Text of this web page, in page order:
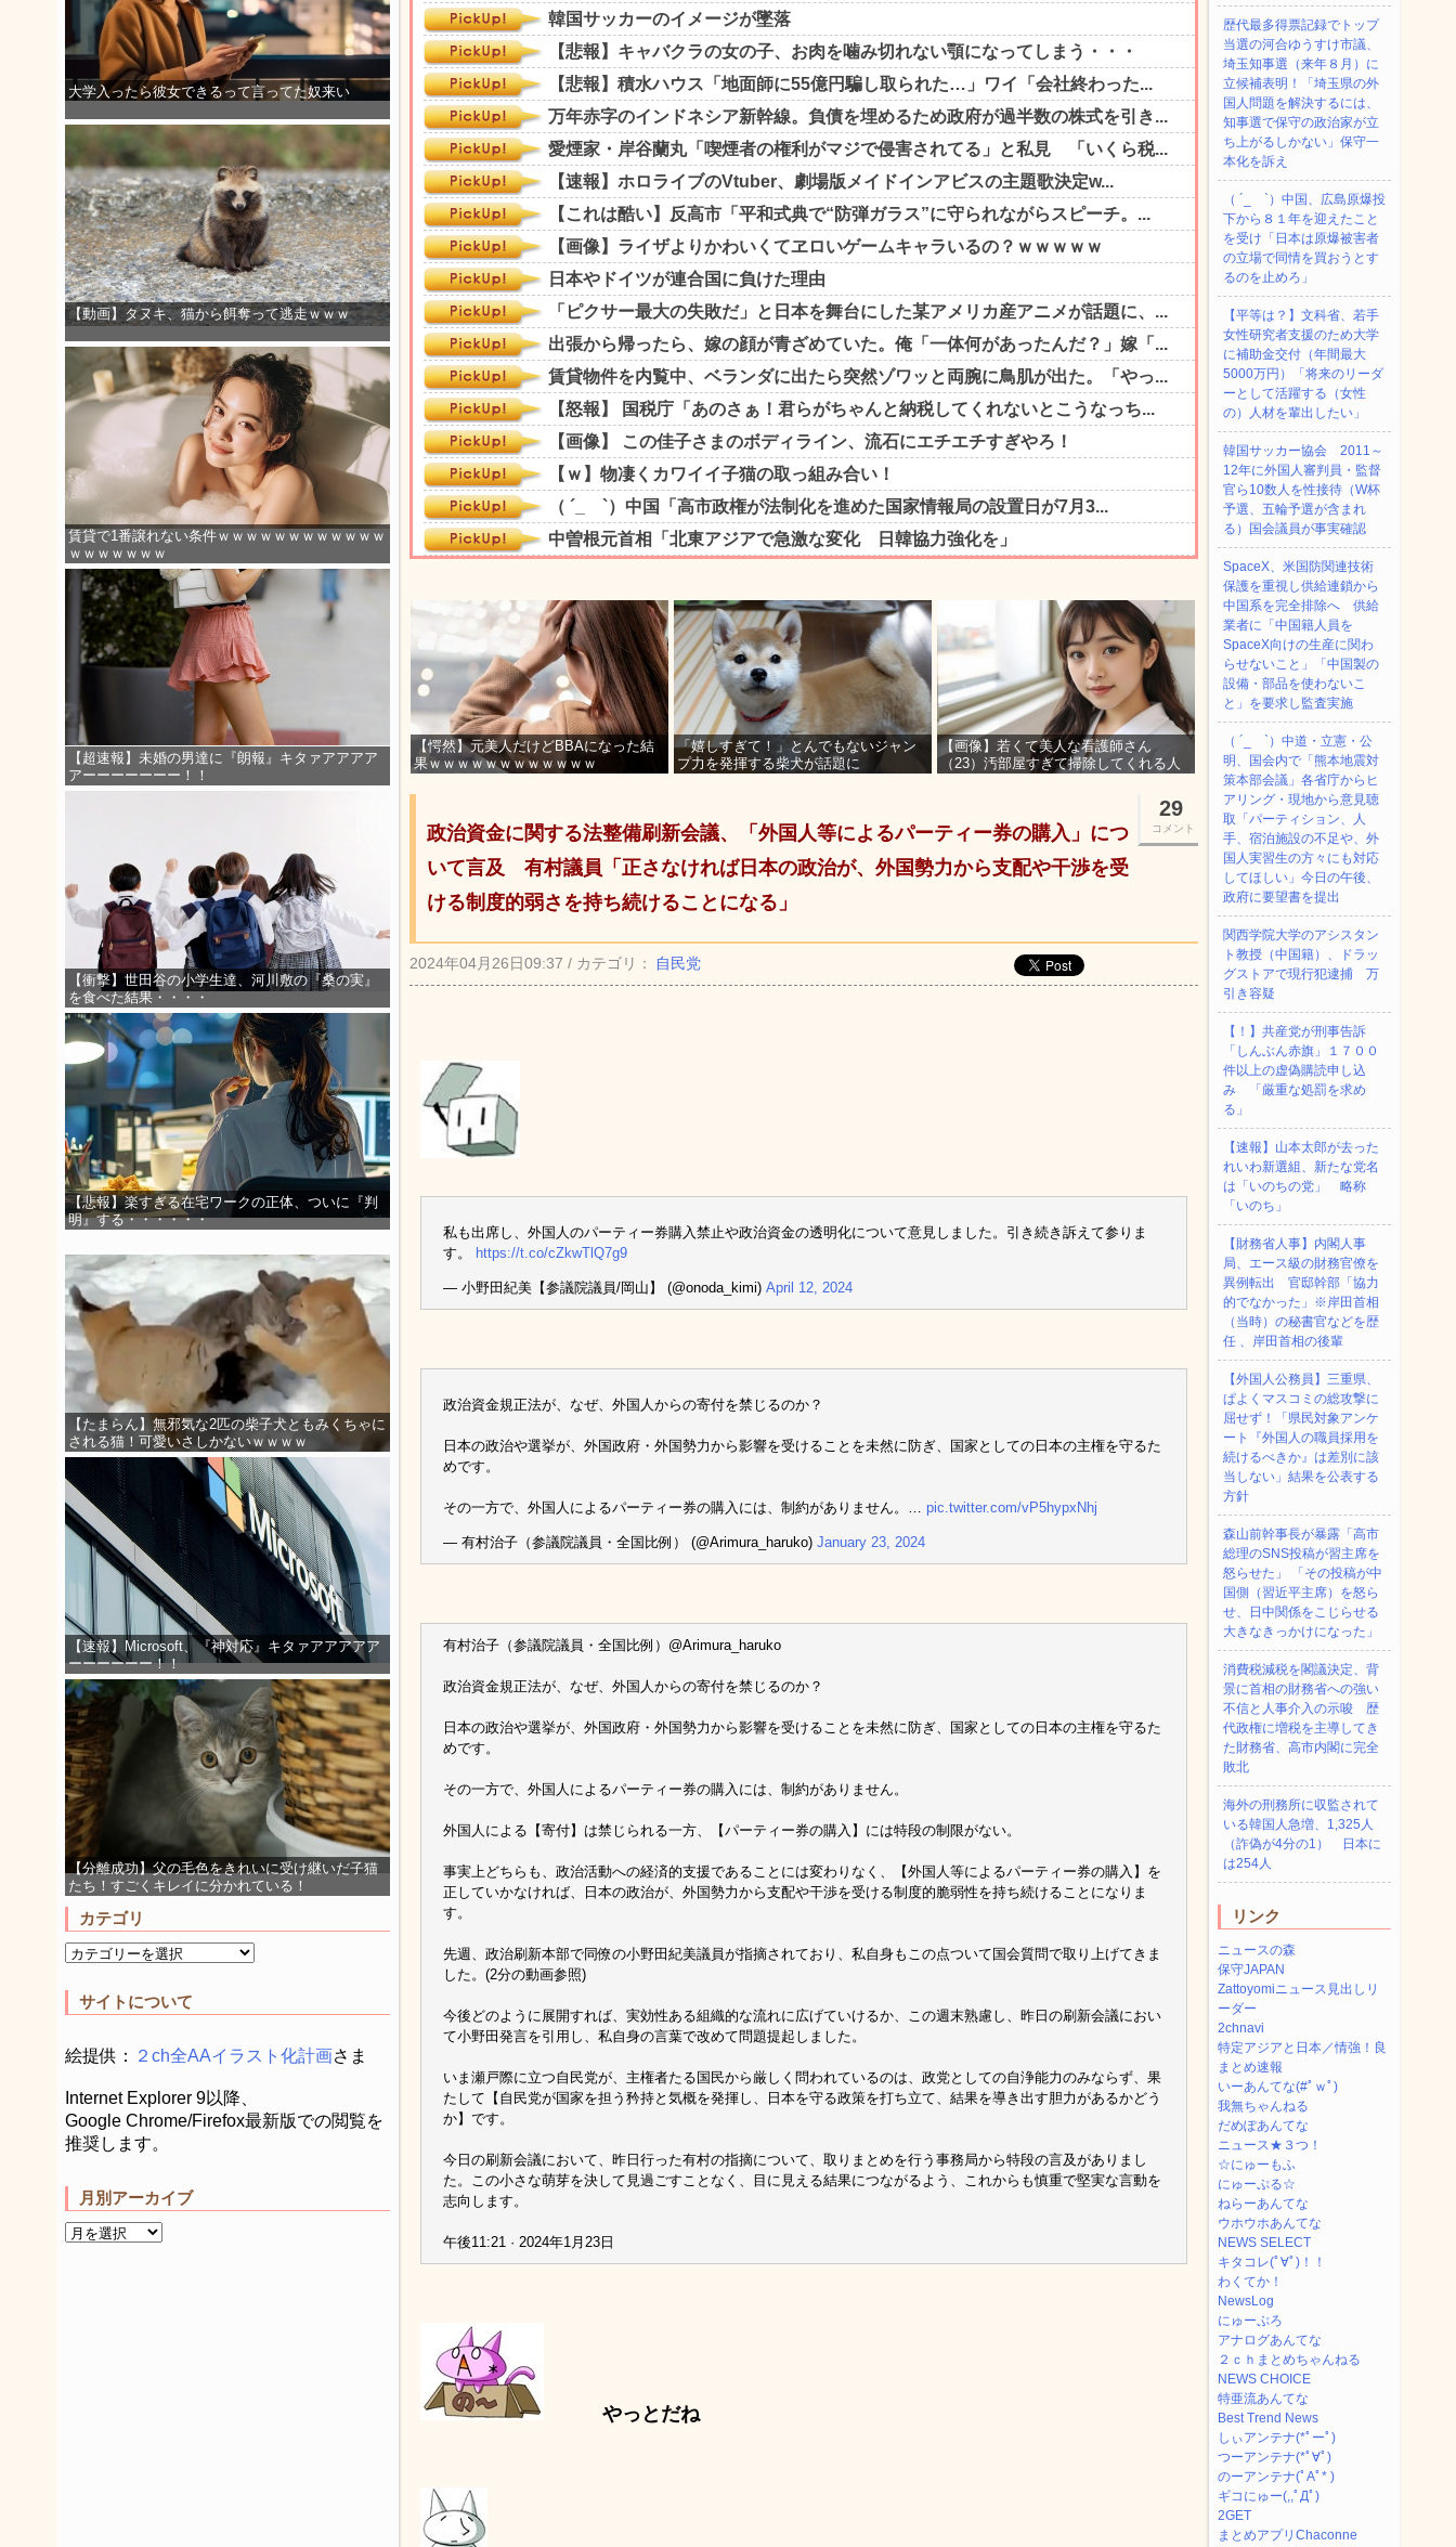
大学入ったら彼女できるって言ってた奴来い
【動画】タヌキ、猫から餌奪って逃走ｗｗｗ
賃貸で1番譲れない条件ｗｗｗｗｗｗｗｗｗｗｗｗ
ｗｗｗｗｗｗｗ
【超速報】未婚の男達に『朗報』キタァアアアア
アーーーーーーー！！
【衝撃】世田谷の小学生達、河川敷の『桑の実』
を食べた結果・・・・
【悲報】楽すぎる在宅ワークの正体、ついに『判
明』する・・・・・・
【たまらん】無邪気な2匹の柴子犬ともみくちゃに
される猫！可愛いさしかないｗｗｗｗ
【速報】Microsoft、『神対応』キタァアアアアア
ーーーーーー！！
【分離成功】父の毛色をきれいに受け継いだ子猫
たち！すごくキレイに分かれている！
カテゴリ
サイトについて
絵提供： ２ch全AAイラスト化計画さま
Internet Explorer 9以降、
Google Chrome/Firefox最新版での閲覧を
推奨します。
月別アーカイブ
【愕然】元美人だけどBBAになった結
果ｗｗｗｗｗｗｗｗｗｗｗｗ
「嬉しすぎて！」とんでもないジャン
プ力を発揮する柴犬が話題に
【画像】若くて美人な看護師さん
（23）汚部屋すぎて掃除してくれる人
29
コメント
政治資金に関する法整備刷新会議、「外国人等によるパーティー券の購入」につ
いて言及 有村議員「正さなければ日本の政治が、外国勢力から支配や干渉を受
ける制度的弱さを持ち続けることになる」
2024年04月26日09:37 / カテゴリ： 自民党
私も出席し、外国人のパーティー券購入禁止や政治資金の透明化について意見しました。引き続き訴えて参りま
す。 https://t.co/cZkwTlQ7g9
— 小野田紀美【参議院議員/岡山】 (@onoda_kimi) April 12, 2024
政治資金規正法が、なぜ、外国人からの寄付を禁じるのか？
日本の政治や選挙が、外国政府・外国勢力から影響を受けることを未然に防ぎ、国家としての日本の主権を守るた
めです。
その一方で、外国人によるパーティー券の購入には、制約がありません。… pic.twitter.com/vP5hypxNhj
— 有村治子（参議院議員・全国比例） (@Arimura_haruko) January 23, 2024
有村治子（参議院議員・全国比例）@Arimura_haruko
政治資金規正法が、なぜ、外国人からの寄付を禁じるのか？
日本の政治や選挙が、外国政府・外国勢力から影響を受けることを未然に防ぎ、国家としての日本の主権を守るた
めです。
その一方で、外国人によるパーティー券の購入には、制約がありません。
外国人による【寄付】は禁じられる一方、【パーティー券の購入】には特段の制限がない。
事実上どちらも、政治活動への経済的支援であることには変わりなく、【外国人等によるパーティー券の購入】を
正していかなければ、日本の政治が、外国勢力から支配や干渉を受ける制度的脆弱性を持ち続けることになりま
す。
先週、政治刷新本部で同僚の小野田紀美議員が指摘されており、私自身もこの点ついて国会質問で取り上げてきま
した。(2分の動画参照)
今後どのように展開すれば、実効性ある組織的な流れに広げていけるか、この週末熟慮し、昨日の刷新会議におい
て小野田発言を引用し、私自身の言葉で改めて問題提起しました。
いま瀬戸際に立つ自民党が、主権者たる国民から厳しく問われているのは、政党としての自浄能力のみならず、果
たして【自民党が国家を担う矜持と気概を発揮し、日本を守る政策を打ち立て、結果を導き出す胆力があるかどう
か】です。
今日の刷新会議において、昨日行った有村の指摘について、取りまとめを行う事務局から特段の言及がありまし
た。この小さな萌芽を決して見過ごすことなく、目に見える結果につながるよう、これからも慎重で堅実な言動を
志向します。
午後11:21 · 2024年1月23日
やっとだね
歴代最多得票記録でトップ
当選の河合ゆうすけ市議、
埼玉知事選（来年８月）に
立候補表明！「埼玉県の外
国人問題を解決するには、
知事選で保守の政治家が立
ち上がるしかない」保守一
本化を訴え
（ ´_ゝ`）中国、広島原爆投
下から８１年を迎えたこと
を受け「日本は原爆被害者
の立場で同情を買おうとす
るのを止めろ」
【平等は？】文科省、若手
女性研究者支援のため大学
に補助金交付（年間最大
5000万円）「将来のリーダ
ーとして活躍する（女性
の）人材を輩出したい」
韓国サッカー協会 2011～
12年に外国人審判員・監督
官ら10数人を性接待（W杯
予選、五輪予選が含まれ
る）国会議員が事実確認
SpaceX、米国防関連技術
保護を重視し供給連鎖から
中国系を完全排除へ 供給
業者に「中国籍人員を
SpaceX向けの生産に関わ
らせないこと」「中国製の
設備・部品を使わないこ
と」を要求し監査実施
（ ´_ゝ`）中道・立憲・公
明、国会内で「熊本地震対
策本部会議」各省庁からヒ
アリング・現地から意見聴
取「パーティション、人
手、宿泊施設の不足や、外
国人実習生の方々にも対応
してほしい」今日の午後、
政府に要望書を提出
関西学院大学のアシスタン
ト教授（中国籍）、ドラッ
グストアで現行犯逮捕 万
引き容疑
【！】共産党が刑事告訴
「しんぶん赤旗」１７００
件以上の虚偽購読申し込
み 「厳重な処罰を求め
る」
【速報】山本太郎が去った
れいわ新選組、新たな党名
は「いのちの党」 略称
「いのち」
【財務省人事】内閣人事
局、エース級の財務官僚を
異例転出 官邸幹部「協力
的でなかった」※岸田首相
（当時）の秘書官などを歴
任 、岸田首相の後輩
【外国人公務員】三重県、
ぱよくマスコミの総攻撃に
屈せず！「県民対象アンケ
ート『外国人の職員採用を
続けるべきか』は差別に該
当しない」結果を公表する
方針
森山前幹事長が暴露「高市
総理のSNS投稿が習主席を
怒らせた」 「その投稿が中
国側（習近平主席）を怒ら
せ、日中関係をこじらせる
大きなきっかけになった」
消費税減税を閣議決定、背
景に首相の財務省への強い
不信と人事介入の示唆 歴
代政権に増税を主導してき
た財務省、高市内閣に完全
敗北
海外の刑務所に収監されて
いる韓国人急増、1,325人
（詐偽が4分の1） 日本に
は254人
リンク
ニュースの森
保守JAPAN
Zattoyomiニュース見出しリ
ーダー
2chnavi
特定アジアと日本／情強！良
まとめ速報
いーあんてな(#ﾟｗﾟ)
我無ちゃんねる
だめぽあんてな
ニュース★３つ！
☆にゅーもふ
にゅーぷる☆
ねらーあんてな
ウホウホあんてな
NEWS SELECT
キタコレ(ﾟ∀ﾟ)！！
わくてか！
NewsLog
にゅーぷろ
アナログあんてな
２ｃｈまとめちゃんねる
NEWS CHOICE
特亜流あんてな
Best Trend News
しぃアンテナ(*ﾟーﾟ)
つーアンテナ(*ﾟ∀ﾟ)
のーアンテナ(ﾟAﾟ* )
ギコにゅー(,,ﾟДﾟ)
2GET
まとめアプリChaconne